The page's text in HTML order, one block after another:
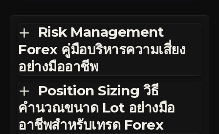
Risk Management
Forex คู่มือบริหารความเสี่ยง
อย่างมืออาชีพ
Position Sizing วิธี
คำนวณขนาด Lot อย่างมือ
อาชีพสำหรับเทรด Forex